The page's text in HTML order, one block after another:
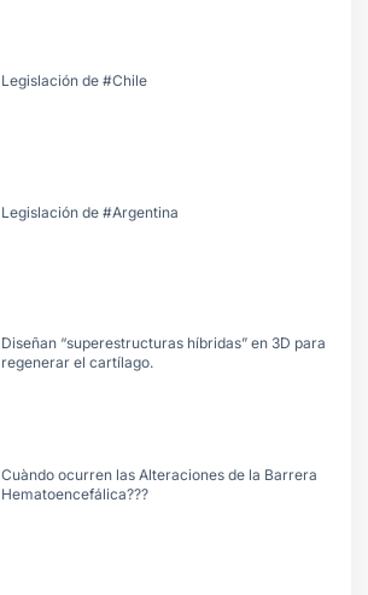
Legislación de #Chile
Legislación de #Argentina
Diseñan “superestructuras híbridas” en 3D para
regenerar el cartílago.
Cuàndo ocurren las Alteraciones de la Barrera
Hematoencefálica???